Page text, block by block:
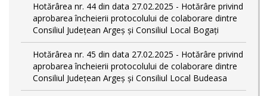
Hotărârea nr. 44 din data 27.02.2025 - Hotărâre privind
aprobarea încheierii protocolului de colaborare dintre
Consiliul Județean Argeș și Consiliul Local Bogați
Hotărârea nr. 45 din data 27.02.2025 - Hotărâre privind
aprobarea încheierii protocolului de colaborare dintre
Consiliul Județean Argeș și Consiliul Local Budeasa